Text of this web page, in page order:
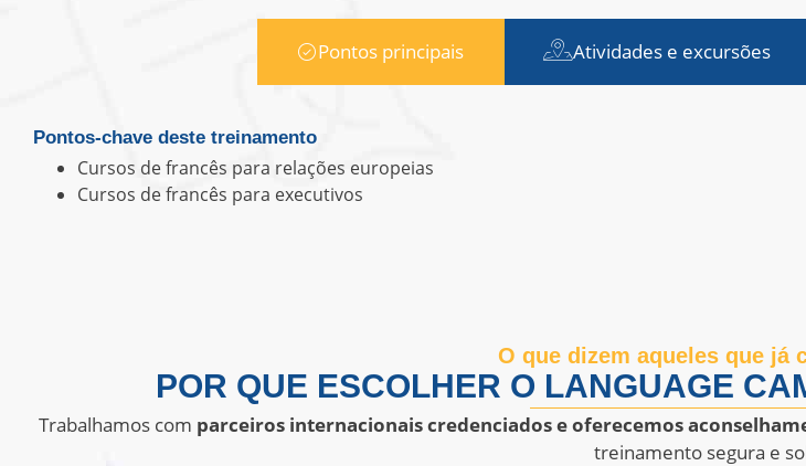
Pontos principais Atividades e excursões
Pontos-chave deste treinamento
Cursos de francês para relações europeias
Cursos de francês para executivos
O que dizem aqueles que já
POR QUE ESCOLHER O LANGUAGE
Trabalhamos com parceiros internacionais credenciados e oferecemos
treinamento segura e